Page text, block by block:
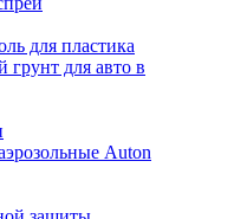
для пластика
для авто в
Auton